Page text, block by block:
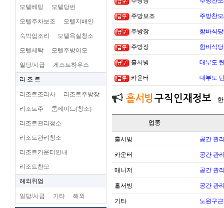
모텔베팅 모텔당번
모텔주차보조 모텔지배인
숙박업조리 모텔욕실청소
모텔세탁 모텔주방이모
일당/시급 게스트하우스
리 조 트
리조트조리사 리조트주방장
리조트주 룸메이드(청소)
리조트관리청소
리조트관리청소
리조트카운터안내
리조트찬모
해외취업
일당/시급 기타 해외
주방보조 주방찬
주방장 함바식
주방장 함바식
홀서빙 대부도
카운터 대부도
홀서빙 구직인재정보
업종
홀서빙 공간 관
카운터 공간 관
매니저 공간 관
홀서빙 공간 관
기타 노원구